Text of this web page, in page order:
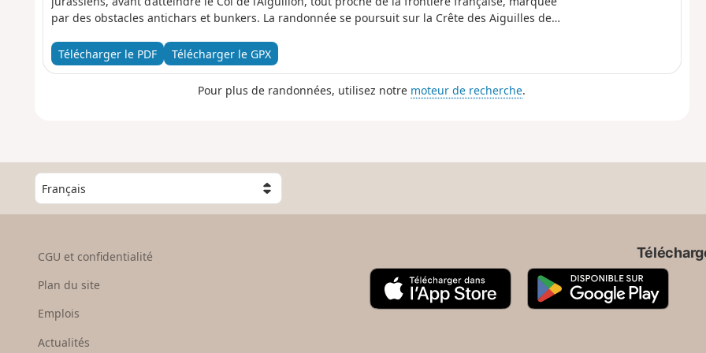
par des obstacles antichars et bunkers. La randonnée se poursuit sur la Crête des Aiguilles de
la Dôle et le Chasseral. La descente mène à Sainte-Croix, réputée pour ses boîtes à musique et
automates.
Télécharger le PDF Télécharger le GPX
Pour plus de randonnées, utilisez notre moteur de recherche.
C
h
o
s
e
u
CGU et confidentialité
Plan du site
Emplois
Actualités
A
p
G
o